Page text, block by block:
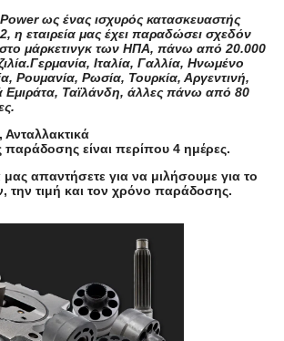
ως ένας ισχυρός κατασκευαστής
η εταιρεία μας έχει παραδώσει σχεδόν
μάρκετινγκ των ΗΠΑ, πάνω από 20.000
Ιταλία, Γαλλία, Ηνωμένο
Ρουμανία, Ρωσία, Τουρκία, Αργεντινή,
Εμιράτα, Ταϊλάνδη, άλλες πάνω από 80
Ανταλλακτικά
παράδοσης είναι περίπου 4 ημέρες.
απαντήσετε για να μιλήσουμε για το
την τιμή και τον χρόνο παράδοσης.